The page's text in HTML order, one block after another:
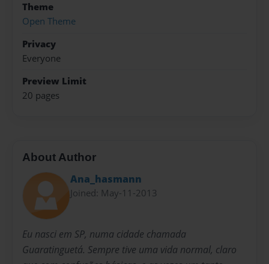
Theme
Open Theme
Privacy
Everyone
Preview Limit
20 pages
About Author
Ana_hasmann
Joined: May-11-2013
Eu nasci em SP, numa cidade chamada
Guaratinguetá. Sempre tive uma vida normal, claro